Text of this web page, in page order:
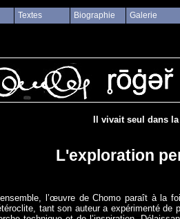
Textes Biographie Galerie
Il vivait seul dans
L'exploration
l’œuvre de Chomo paraît à la
tant son auteur a expérimenté de